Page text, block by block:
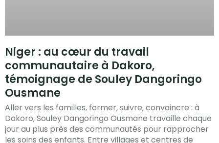
Niger : au cœur du travail
communautaire à Dakoro,
témoignage de Souley Dangoringo
Ousmane
Aller vers les familles, former, suivre, convaincre : à
Dakoro, Souley Dangoringo Ousmane travaille chaque
jour au plus près des communautés pour rapprocher
les soins des enfants. Entre villages et centres de